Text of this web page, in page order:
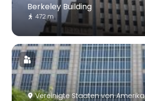
Berkeley Building
472 m
Vereinigte Staaten von Amerika